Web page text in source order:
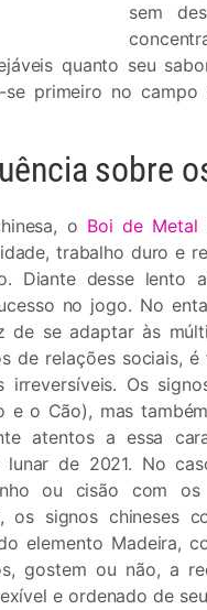
sem
quanto seu
se primeiro no
sobre
o Boi de Metal
trabalho duro e
Diante desse lento
no jogo. No
de se adaptar às
de relações sociais,
irreversíveis. Os
e o Cão), mas
atentos a essa
de 2021. No
ou cisão com os
os signos chineses
elemento Madeira,
gostem ou não, a
e ordenado de